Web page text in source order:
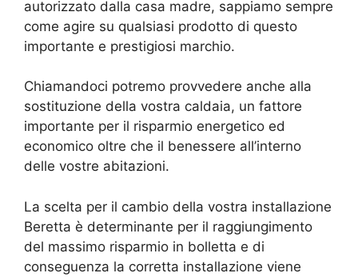
autorizzato dalla casa madre, sappiamo sempre
come agire su qualsiasi prodotto di questo
importante e prestigiosi marchio.
Chiamandoci potremo provvedere anche alla
sostituzione della vostra caldaia, un fattore
importante per il risparmio energetico ed
economico oltre che il benessere all’interno
delle vostre abitazioni.
La scelta per il cambio della vostra installazione
Beretta è determinante per il raggiungimento
del massimo risparmio in bolletta e di
conseguenza la corretta installazione viene